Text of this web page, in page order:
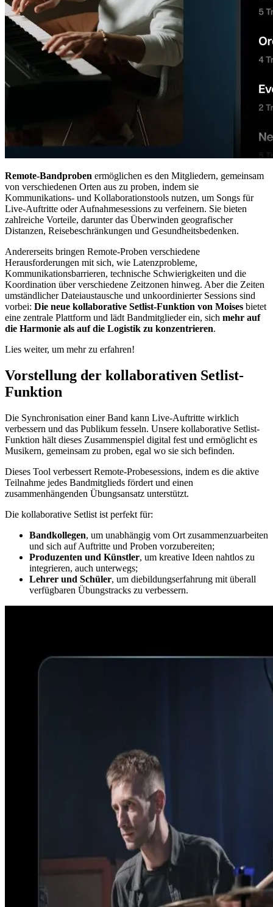
Remote-Bandproben ermöglichen es den Mitgliedern, gemeinsam
von verschiedenen Orten aus zu proben, indem sie
Kommunikations- und Kollaborationstools nutzen, um Songs für
Live-Auftritte oder Aufnahmesessions zu verfeinern. Sie bieten
zahlreiche Vorteile, darunter das Überwinden geografischer
Distanzen, Reisebeschränkungen und Gesundheitsbedenken.
Andererseits bringen Remote-Proben verschiedene
Herausforderungen mit sich, wie Latenzprobleme,
Kommunikationsbarrieren, technische Schwierigkeiten und die
Koordination über verschiedene Zeitzonen hinweg. Aber die Zeiten
umständlicher Dateiaustausche und unkoordinierter Sessions sind
vorbei: Die neue kollaborative Setlist-Funktion von Moises bietet
eine zentrale Plattform und lädt Bandmitglieder ein, sich mehr auf
die Harmonie als auf die Logistik zu konzentrieren.
Lies weiter, um mehr zu erfahren!
Vorstellung der kollaborativen Setlist-
Funktion
Die Synchronisation einer Band kann Live-Auftritte wirklich
verbessern und das Publikum fesseln. Unsere kollaborative Setlist-
Funktion hält dieses Zusammenspiel digital fest und ermöglicht es
Musikern, gemeinsam zu proben, egal wo sie sich befinden.
Dieses Tool verbessert Remote-Probesessions, indem es die aktive
Teilnahme jedes Bandmitglieds fördert und einen
zusammenhängenden Übungsansatz unterstützt.
Die kollaborative Setlist ist perfekt für:
Bandkollegen, um unabhängig vom Ort zusammenzuarbeiten
und sich auf Auftritte und Proben vorzubereiten;
Produzenten und Künstler, um kreative Ideen nahtlos zu
integrieren, auch unterwegs;
Lehrer und Schüler, um diebildungserfahrung mit überall
verfügbaren Übungstracks zu verbessern.